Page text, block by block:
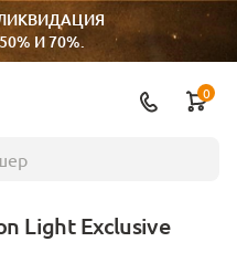
И 70%.
0
Light Exclusive